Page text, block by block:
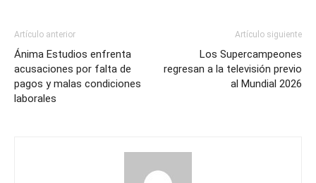
Artículo anterior
Ánima Estudios enfrenta
acusaciones por falta de
pagos y malas condiciones
laborales
Artículo siguiente
Los Supercampeones
regresan a la televisión previo
al Mundial 2026